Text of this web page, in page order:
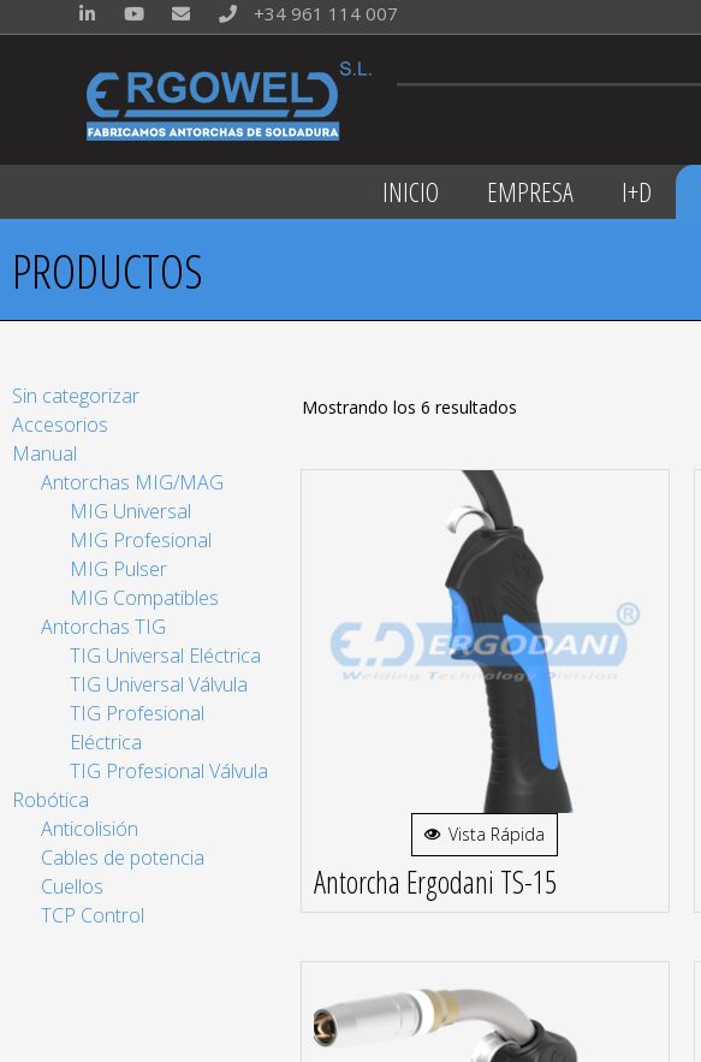
+34 961 114 007
INICIO EMPRESA I+D
PRODUCTOS
Sin categorizar
Accesorios
Manual
Antorchas MIG/MAG
MIG Universal
MIG Profesional
MIG Pulser
MIG Compatibles
Antorchas TIG
TIG Universal Eléctrica
TIG Universal Válvula
TIG Profesional
Eléctrica
TIG Profesional Válvula
Robótica
Anticolisión
Cables de potencia
Cuellos
TCP Control
Mostrando los 6 resultados
Vista Rápida
Antorcha Ergodani TS-15